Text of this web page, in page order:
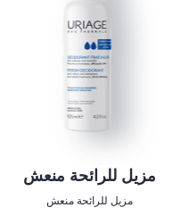
مزيل للرائحة منعش
مزيل للرائحة منعش